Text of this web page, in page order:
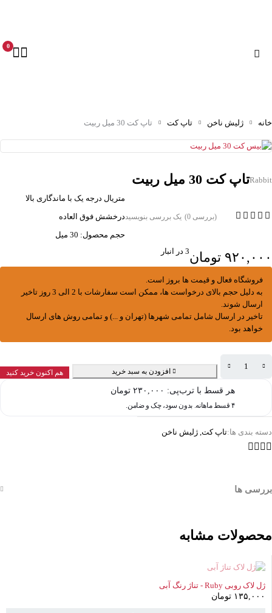
0
خانه ژلیش ناخن تاپ کت تاپ کت 30 میل ربیت
Rabbitتاپ کت 30 میل ربیت
(بررسی 0) یک بررسی بنویسید
متریال درجه یک با ماندگاری بالا
درخشش فوق العاده
حجم محصول: 30 میل
۹۲۰,۰۰۰ تومان3 در انبار
فروشگاه فعال و قیمت ها بروز است.
به دلیل حجم بالای درخواست ها، ممکن است سفارشات با 2 الی 3 روز تاخیر
ارسال شوند.
تاخیر در ارسال شامل تمامی شهرها (تهران و ...) و تمامی روش های ارسال
خواهد بود.
افزودن به سبد خرید هم اکنون خرید کنید
هر قسط با ترب‌پی: ۲۳۰,۰۰۰ تومان
۴ قسط ماهانه. بدون سود، چک و ضامن.
دسته بندی ها:تاپ کت, ژلیش ناخن
بررسی ها
محصولات مشابه
ژل لاک روبی Ruby - تناژ رنگ آبی
۱۳۵,۰۰۰ تومان